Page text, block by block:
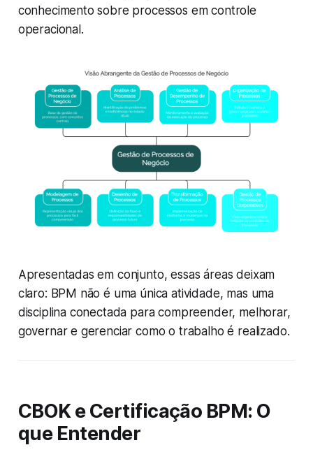
conhecimento sobre processos em controle
operacional.
Apresentadas em conjunto, essas áreas deixam
claro: BPM não é uma única atividade, mas uma
disciplina conectada para compreender, melhorar,
governar e gerenciar como o trabalho é realizado.
CBOK e Certificação BPM: O
que Entender